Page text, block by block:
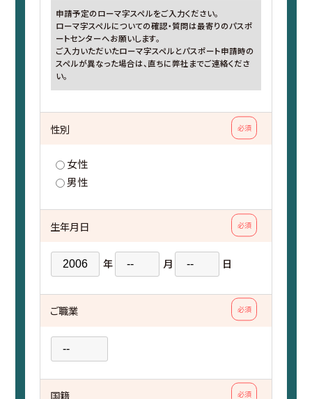
申請予定のローマ字スペルをご入力ください。
ローマ字スペルについての確認・質問は最寄りのパスポ
ートセンターへお願いします。
ご入力いただいたローマ字スペルとパスポート申請時の
スペルが異なった場合は、直ちに弊社までご連絡くださ
い。
必須
性別
女性
男性
必須
生年月日
年 月 日
必須
ご職業
必須
国籍